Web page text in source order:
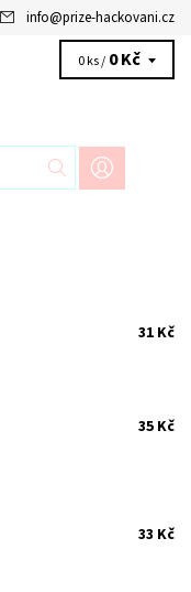
info@prize-hackovani.cz
0 ks / 0 Kč
31 Kč
35 Kč
33 Kč